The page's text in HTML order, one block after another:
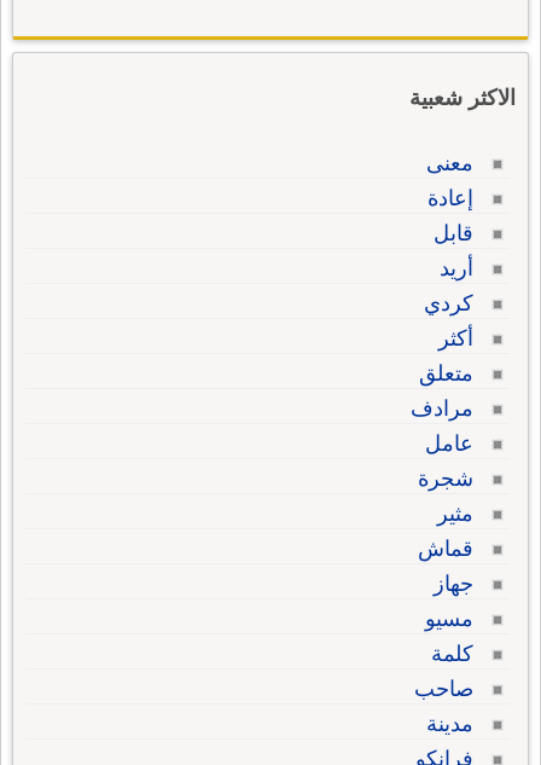
الاكثر شعبية
معنى
إعادة
قابل
أريد
كردي
أكثر
متعلق
مرادف
عامل
شجرة
مثير
قماش
جهاز
مسيو
كلمة
صاحب
مدينة
فرانكو